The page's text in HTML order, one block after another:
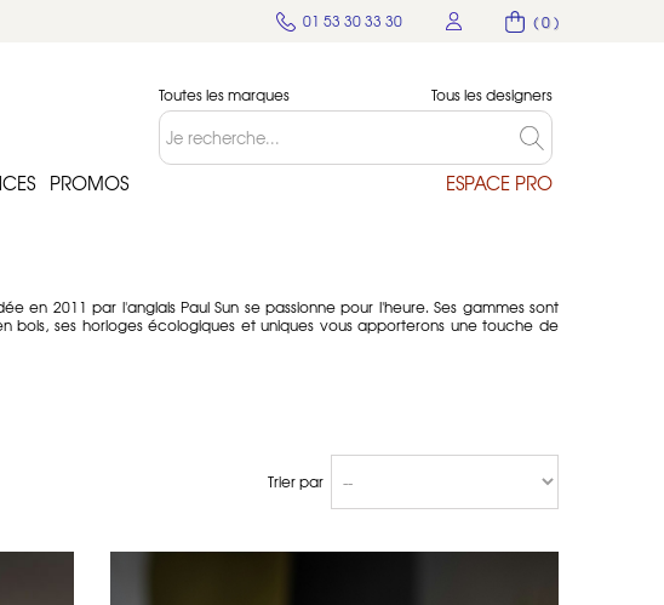
( 0 )
01 53 30 33 30
Toutes les marques Tous les designers
PROMOS ESPACE PRO
en 2011 par l'anglais Paul Sun se passionne pour l'heure. Ses gammes sont
bois, ses horloges écologiques et uniques vous apporterons une touche de
Trier par